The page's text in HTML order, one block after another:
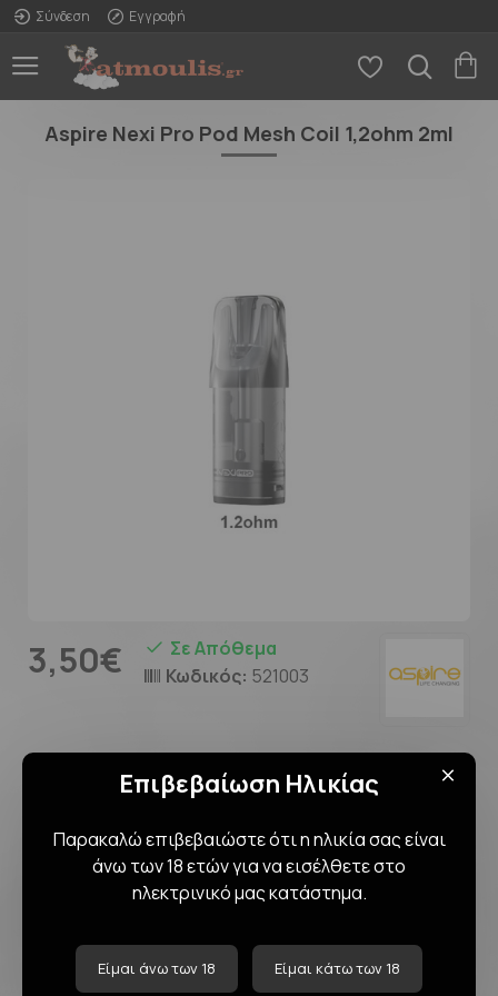
Επιβεβαίωση Ηλικίας
Παρακαλώ επιβεβαιώστε ότι η ηλικία σας είναι
άνω των 18 ετών για να εισέλθετε στο
ηλεκτρινικό μας κατάστημα.
Είμαι άνω των 18 Είμαι κάτω των 18
Σύνδεση Εγγραφή
Aspire Nexi Pro Pod Mesh Coil 1,2ohm 2ml
3,50€
Σε Απόθεμα
Κωδικός: 521003
ΠΕΡΙΓΡΑΦΉ
Ανταλλακτική δεξαμενή για το Aspire
Nexi Pro Pod Kit, με mesh coil 1.2ohm, ιδανική για
τσιγαρίσια τζούρα (MTL). Προσφέρει πλούσια
Διαθέτει χωρητικότητα 2ml και πλαϊνό σύστημα